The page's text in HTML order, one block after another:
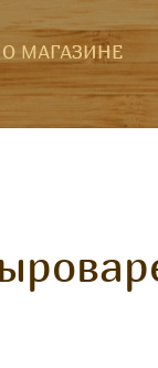
О МАГАЗИНЕ